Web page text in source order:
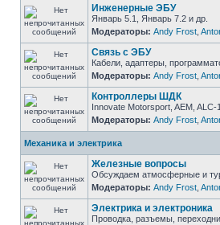
Инженерные ЭБУ
Январь 5.1, Январь 7.2 и др.
Модераторы: Andy Frost
Связь с ЭБУ
Кабели, адаптеры,
Модераторы: Andy Frost
Контроллеры ШДК
Innovate Motorsport, AEM, ALC-
Модераторы: Andy Frost
Механика и электрика
Железные вопросы
Обсуждаем атмосферные и
Модераторы: Andy Frost
Электрика и электроника
Проводка, разъемы,